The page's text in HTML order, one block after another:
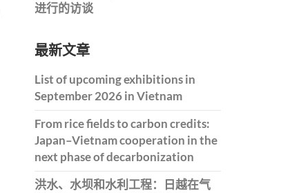
进行的访谈
最新文章
List of upcoming exhibitions in
September 2026 in Vietnam
From rice fields to carbon credits:
Japan–Vietnam cooperation in the
next phase of decarbonization
洪水、水坝和水利工程：日越在气